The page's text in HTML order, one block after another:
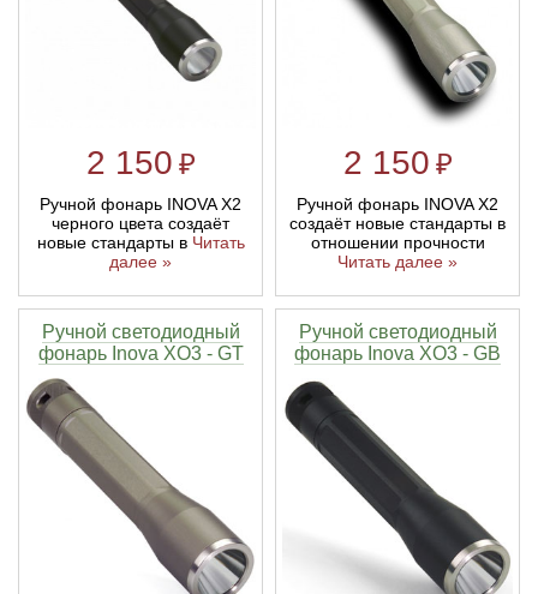
2 150 ₽
Ручной фонарь INOVA X2
черного цвета создаёт
новые стандарты в Читать
далее »
2 150 ₽
Ручной фонарь INOVA X2
создаёт новые стандарты в
отношении прочности
Читать далее »
Ручной светодиодный
фонарь Inova XO3 - GT
Ручной светодиодный
фонарь Inova XO3 - GB